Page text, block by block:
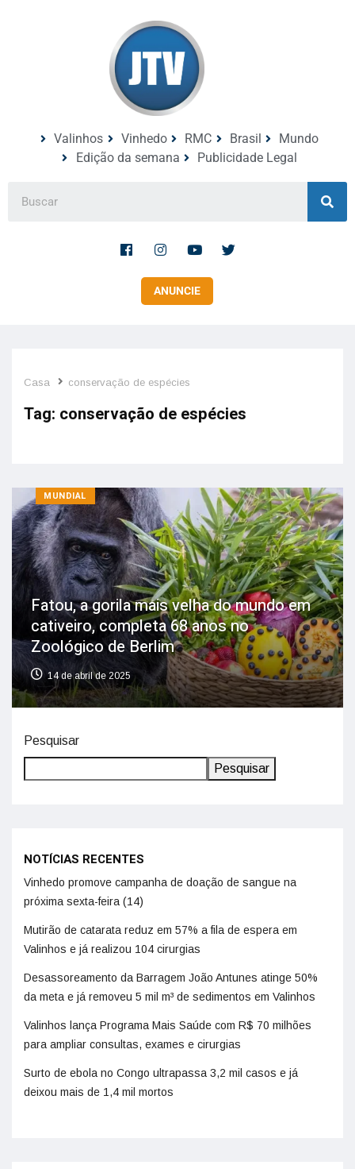
Valinhos Vinhedo RMC Brasil
Mundo
Edição da semana
Publicidade Legal
ANUNCIE
Casa conservação de espécies
Tag: conservação de espécies
MUNDIAL
Fatou, a gorila mais velha do mundo em
cativeiro, completa 68 anos no
Zoológico de Berlim
14 de abril de 2025
Pesquisar
Pesquisar
NOTÍCIAS RECENTES
Vinhedo promove campanha de doação de sangue na
próxima sexta-feira (14)
Mutirão de catarata reduz em 57% a fila de espera em
Valinhos e já realizou 104 cirurgias
Desassoreamento da Barragem João Antunes atinge 50%
da meta e já removeu 5 mil m³ de sedimentos em Valinhos
Valinhos lança Programa Mais Saúde com R$ 70 milhões
para ampliar consultas, exames e cirurgias
Surto de ebola no Congo ultrapassa 3,2 mil casos e já
deixou mais de 1,4 mil mortos